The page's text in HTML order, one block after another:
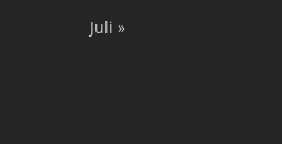
Juli »